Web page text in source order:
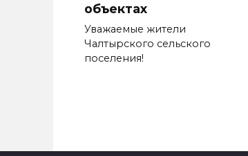
объектах
Уважаемые жители
Чалтырского сельского
поселения!